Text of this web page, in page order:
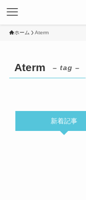
ホーム Aterm
Aterm – tag –
新着記事